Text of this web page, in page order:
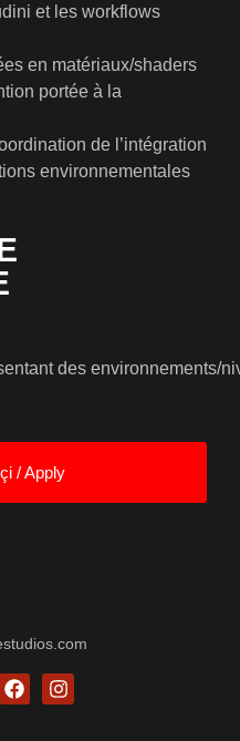
et les workflows
en matériaux/shaders
portée à la
de l’intégration
environnementales
des environnements/
/ Apply